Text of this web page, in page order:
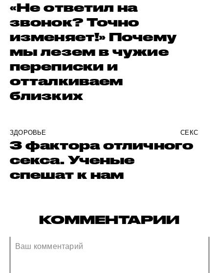
«Не ответил на
звонок? Точно
изменяет!» Почему
мы лезем в чужие
переписки и
отталкиваем
близких
ЗДОРОВЬЕ СЕКС
3 фактора отличного
секса. Ученые
спешат к нам
КОММЕНТАРИИ